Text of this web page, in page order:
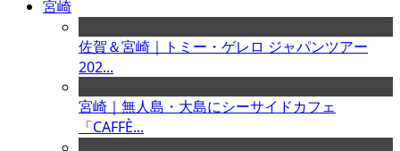
宮崎
佐賀＆宮崎｜トミー・ゲレロ ジャパンツアー
202...
宮崎｜無人島・大島にシーサイドカフェ
「CAFFÈ...